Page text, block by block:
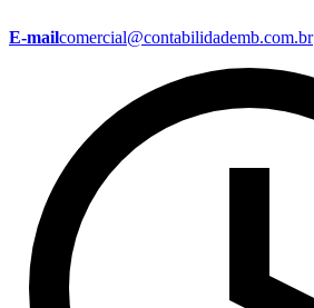
E-mailcomercial@contabilidademb.com.br